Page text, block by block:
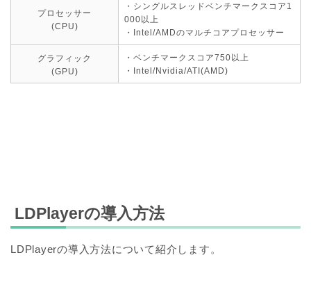
プロセッサー
(CPU)
・シングルスレッドベンチマークスコア1
000以上
・Intel/AMDのマルチコアプロセッサー
グラフィック
(GPU)
・ベンチマークスコア750以上
・Intel/Nvidia/ATI(AMD)
LDPlayerの導入方法
LDPlayerの導入方法について紹介します。